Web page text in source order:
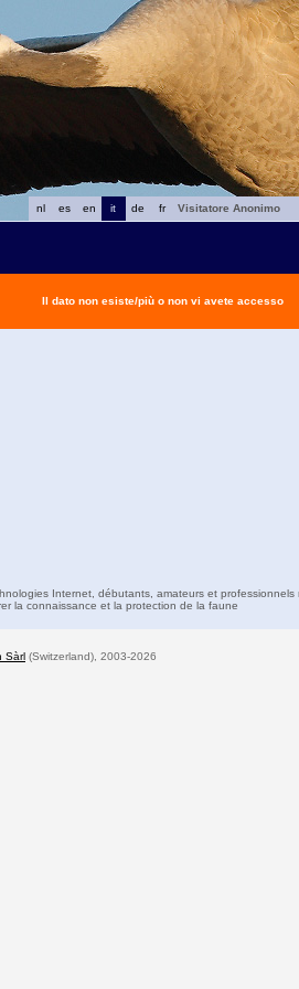
fr
de
it
en
es
nl
Visitatore Anonimo
Il dato non esiste/più o non vi avete accesso
Internet, débutants, amateurs et professionnels
la connaissance et la protection de la faune
Sàrl (Switzerland), 2003-2026